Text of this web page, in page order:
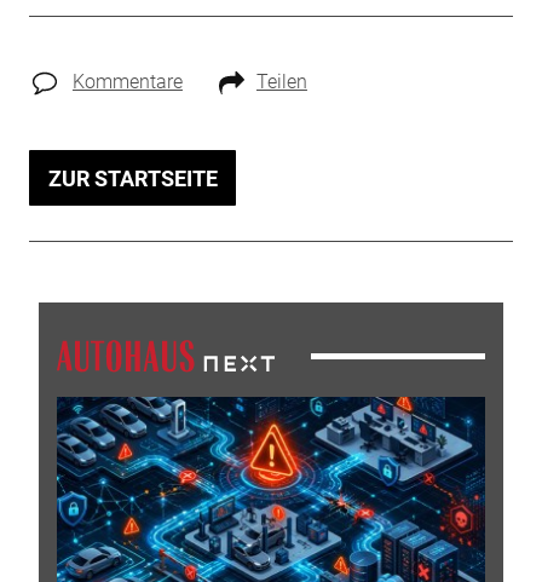
Kommentare Teilen
ZUR STARTSEITE